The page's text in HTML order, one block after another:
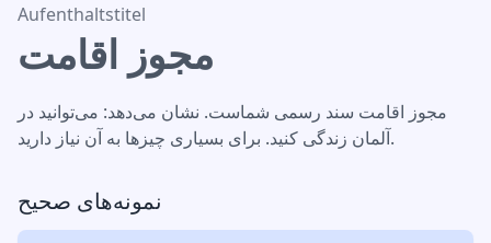
مجوز اقامت
Aufenthaltstitel
مجوز اقامت
مجوز اقامت سند رسمی شماست. نشان می‌دهد: می‌توانید در
آلمان زندگی کنید. برای بسیاری چیزها به آن نیاز دارید.
نمونه‌های صحیح